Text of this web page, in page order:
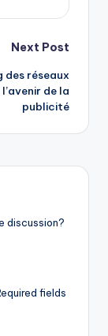
Next Post
des réseaux
de la
publicité
discussion?
fields